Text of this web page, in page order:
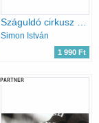
Simon István
1 990 Ft
PARTNER